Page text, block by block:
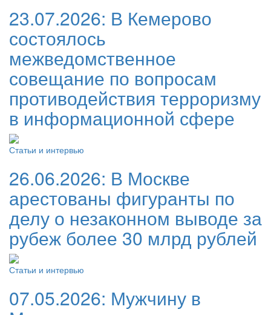
23.07.2026: В Кемерово
состоялось
межведомственное
совещание по вопросам
противодействия терроризму
в информационной сфере
Статьи и интервью
26.06.2026: В Москве
арестованы фигуранты по
делу о незаконном выводе за
рубеж более 30 млрд рублей
Статьи и интервью
07.05.2026: Мужчину в